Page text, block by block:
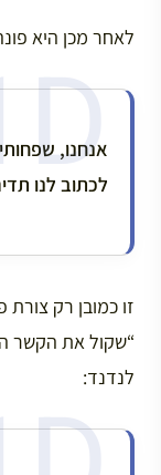
לאחר מכן היא
אנחנו,
לכתוב לנו
זו כמובן רק
“שקול את הקשר
לנדנד: